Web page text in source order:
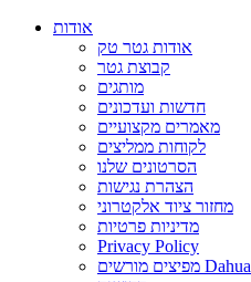
אודות
אודות גטר טק
קבוצת גטר
מותגים
חדשות ועדכונים
מאמרים מקצועיים
לקוחות ממליצים
הסרטונים שלנו
הצהרת נגישות
מחזור ציוד אלקטרוני
מדיניות פרטיות
Privacy Policy
מפיצים מורשים Dahua